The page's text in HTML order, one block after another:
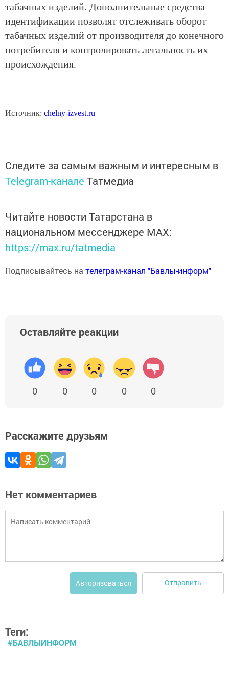
табачных изделий. Дополнительные средства
идентификации позволят отслеживать оборот
табачных изделий от производителя до конечного
потребителя и контролировать легальность их
происхождения.
Источник: chelny-izvest.ru
Следите за самым важным и интересным в
Telegram-канале Татмедиа
Читайте новости Татарстана в
национальном мессенджере MАХ:
https://max.ru/tatmedia
Подписывайтесь на телеграм-канал "Бавлы-информ"
Оставляйте реакции
0 0 0 0 0
Расскажите друзьям
Нет комментариев
Авторизоваться Отправить
Теги:
#БАВЛЫИНФОРМ